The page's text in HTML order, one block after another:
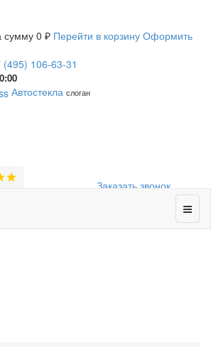
сумму 0 ₽ Перейти в корзину Оформить
(495) 106-63-31
Заказать звонок
Автостекла слоган